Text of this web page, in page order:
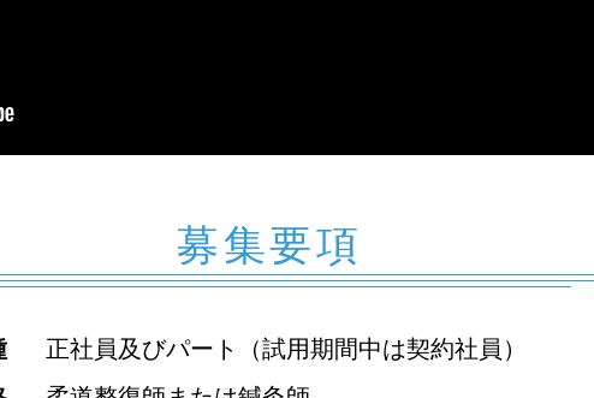
募集要項
正社員及びパート（試用期間中は契約社員）